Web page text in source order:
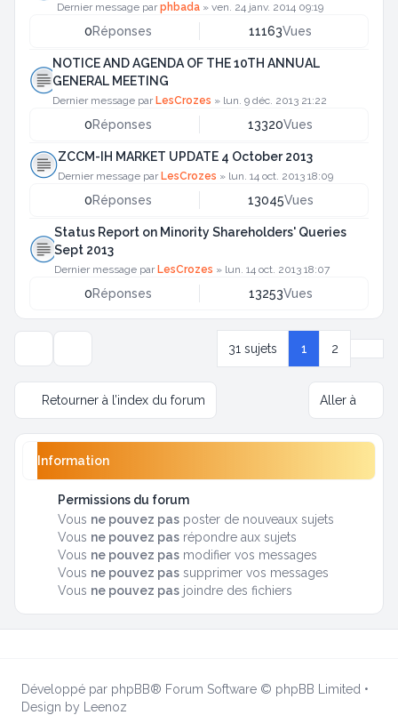
Dernier message parphbada »ven. 24 janv. 2014 09:19
0Réponses 11163Vues
NOTICE AND AGENDA OF THE 10TH ANNUAL
GENERAL MEETING
Dernier message par LesCrozes » lun. 9 déc. 2013 21:22
0Réponses 13320Vues
ZCCM-IH MARKET UPDATE 4 October 2013
Dernier message par LesCrozes » lun. 14 oct. 2013 18:09
0Réponses 13045Vues
Status Report on Minority Shareholders' Queries
Sept 2013
Dernier message par LesCrozes » lun. 14 oct. 2013 18:07
0Réponses 13253Vues
31 sujets 1 2
Retourner à l’index du forum Aller à
Information
Permissions du forum
Vous ne pouvez pas poster de nouveaux sujets
Vous ne pouvez pas répondre aux sujets
Vous ne pouvez pas modifier vos messages
Vous ne pouvez pas supprimer vos messages
Vous ne pouvez pas joindre des fichiers
Développé par phpBB® Forum Software © phpBB Limited •
Design by
Leenoz